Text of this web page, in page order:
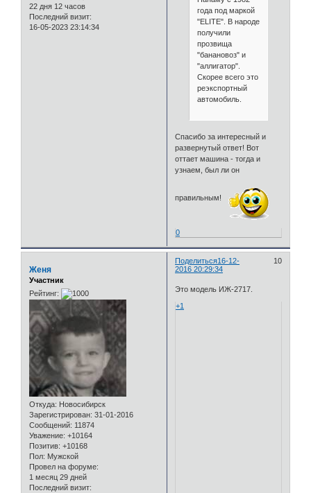
22 дня 12 часов
Последний визит:
16-05-2023 23:14:34
года под маркой
"ELITE". В народе
получили
прозвища
"банановоз" и
"аллигатор".
Скорее всего это
реэкспортный
автомобиль.
Спасибо за интересный и
развернутый ответ! Вот
оттает машина - тогда и
узнаем, был ли он
правильным!
0
Поделиться 10
16-12-
2016 20:29:34
Женя
Участник
Рейтинг:
Откуда: Новосибирск
Зарегистрирован: 31-01-2016
Сообщений: 11874
Уважение: +10164
Позитив: +10168
Пол: Мужской
Провел на форуме:
1 месяц 29 дней
Последний визит:
Это модель ИЖ-2717.
+1